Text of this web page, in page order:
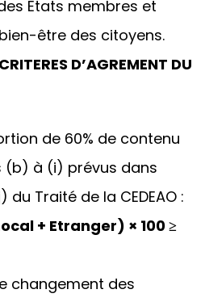
Etats membres et
être des citoyens.
D’AGREMENT DU
de 60% de contenu
(b) à (i) prévus dans
du Traité de la CEDEAO :
+ Etranger) × 100 ≥
changement des